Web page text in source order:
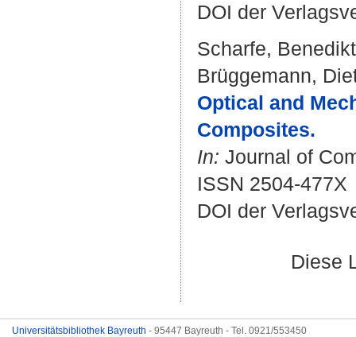
DOI der
Scharfe, Benedikt
Brüggemann,
Optical and
Composites.
In: Journal of
ISSN 2504-477X
DOI der
Diese
Universitätsbibliothek Bayreuth - 95447 Bayreuth - Tel. 0921/553450